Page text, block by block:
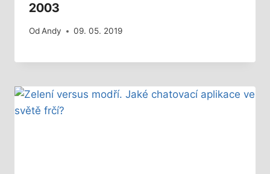
2003
OdAndy 09. 05. 2019